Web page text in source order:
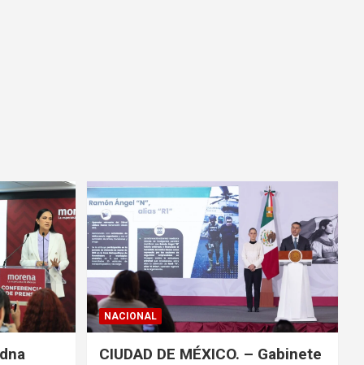
NACIONAL
CIUDAD DE MÉXICO. – Gabinete